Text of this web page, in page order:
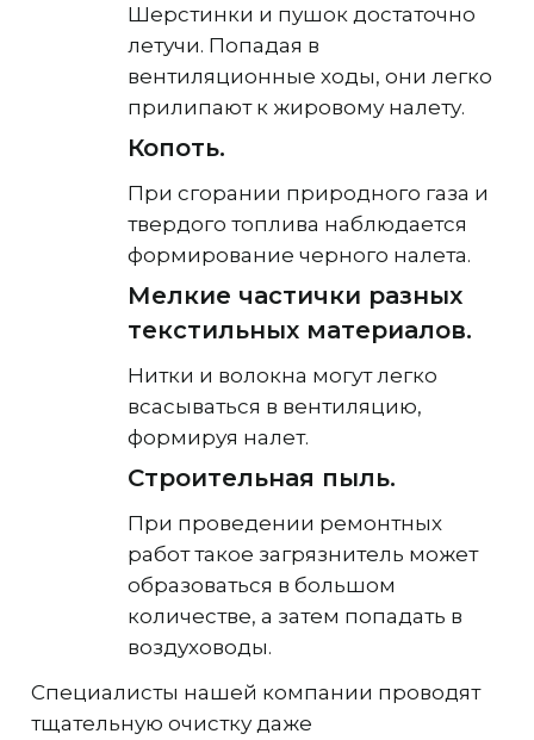
Шерстинки и пушок достаточно
летучи. Попадая в
вентиляционные ходы, они легко
прилипают к жировому налету.
Копоть.
При сгорании природного газа и
твердого топлива наблюдается
формирование черного налета.
Мелкие частички разных
текстильных материалов.
Нитки и волокна могут легко
всасываться в вентиляцию,
формируя налет.
Строительная пыль.
При проведении ремонтных
работ такое загрязнитель может
образоваться в большом
количестве, а затем попадать в
воздуховоды.
Специалисты нашей компании проводят
тщательную очистку даже